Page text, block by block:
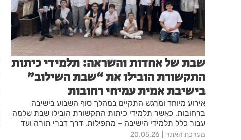
שבת של אחדות והשראה: תלמידי כיתות
התקשורת הובילו את “שבת השילוב”
בישיבת אמית עמיחי רחובות
אירוע מיוחד ומרגש התקיים במהלך סוף השבוע בישיבה
ברחובות, כאשר תלמידי כיתות התקשורת הובילו שבת שלמה
עבור כלל תלמידי הישיבה – מתפילות, דרך דברי תורה ועד
פעילויות חברתיות, באווירה של שותפות, הכלה וחיבור אמיתי
מערכת האתר 20.05.26